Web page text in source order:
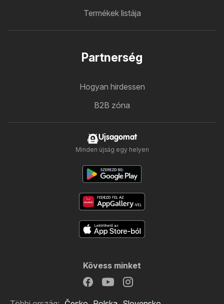
Termékek listája
Partnerség
Hogyan hirdessen
B2B zóna
Ujsagomat
Minden újság egy helyen
Kövess minket